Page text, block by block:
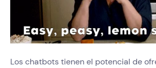
Los chatbots tienen el potencial de